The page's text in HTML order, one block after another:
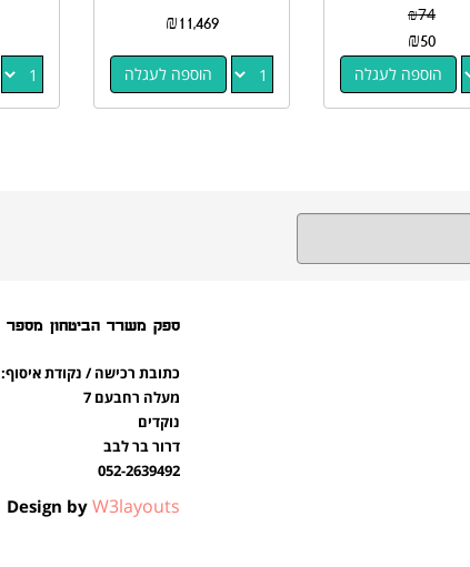
₪74
₪50
הוספה לעגלה
₪11,469
הוספה לעגלה
ספק משרד הביטחון מספר 11024884
כתובת רכישה / נקודת איסוף:
מעלה רחבעם 7
נוקדים
דרור בר לבב
052-2639492
Design by W3layouts